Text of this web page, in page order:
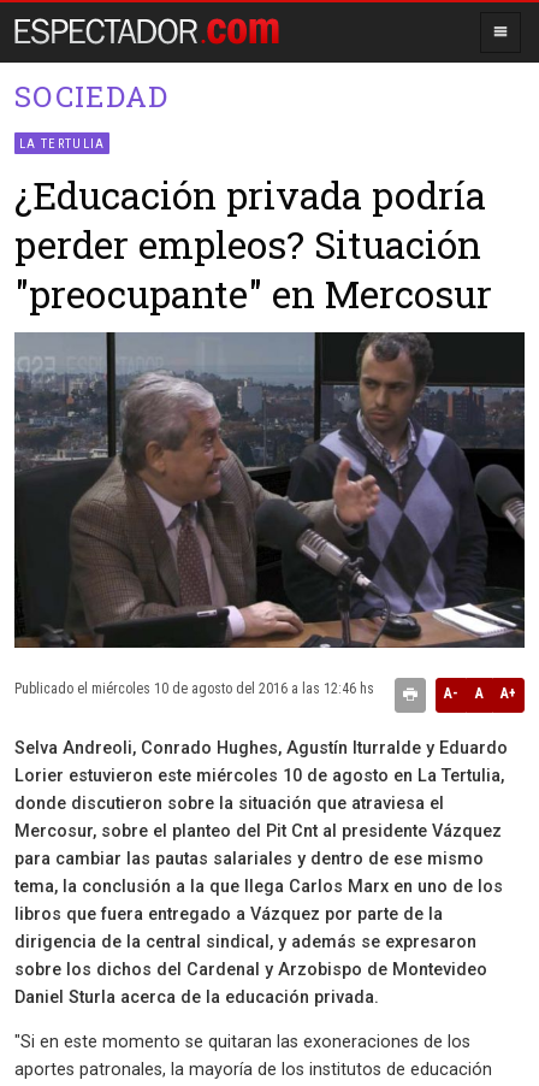
SOCIEDAD
LA TERTULIA
¿Educación privada podría
perder empleos? Situación
"preocupante" en Mercosur
A- A A+
Publicado el miércoles 10 de agosto del 2016 a las 12:46 hs
Selva Andreoli, Conrado Hughes, Agustín Iturralde y Eduardo
Lorier estuvieron este miércoles 10 de agosto en La Tertulia,
donde discutieron sobre la situación que atraviesa el
Mercosur, sobre el planteo del Pit Cnt al presidente Vázquez
para cambiar las pautas salariales y dentro de ese mismo
tema, la conclusión a la que llega Carlos Marx en uno de los
libros que fuera entregado a Vázquez por parte de la
dirigencia de la central sindical, y además se expresaron
sobre los dichos del Cardenal y Arzobispo de Montevideo
Daniel Sturla acerca de la educación privada.
"Si en este momento se quitaran las exoneraciones de los
aportes patronales, la mayoría de los institutos de educación